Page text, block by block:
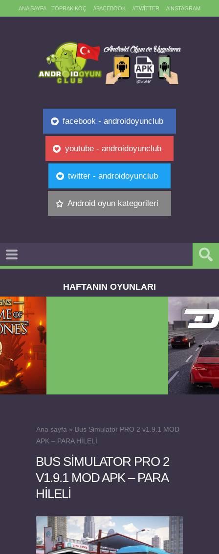
ANA SAYFA TOPRAK KOÇ //FACEBOOK //TWITTER //INSTAGRAM
facebook - androidoyunclub
youtube - androidoyunclub
twitter - androidoyunclub
Android oyun kategorileri
HAFTANIN OYUNLARI
Felix the Reaper v1.25 FULL APK
Ana sayfa » Bus Simulator PRO 2 v1.9.1 MOD
APK – PARA HİLELİ
BUS SIMULATOR PRO 2
V1.9.1 MOD APK – PARA
HİLELİ